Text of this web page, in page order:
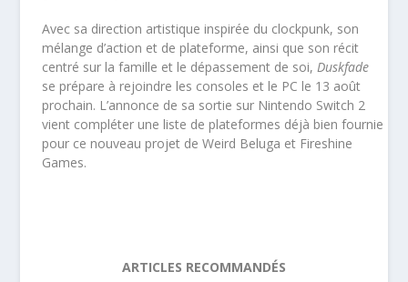
Avec sa direction artistique inspirée du clockpunk, son
mélange d’action et de plateforme, ainsi que son récit
centré sur la famille et le dépassement de soi,Duskfade
se prépare à rejoindre les consoles et le PC le 13 août
prochain. L’annonce de sa sortie sur Nintendo Switch 2
vient compléter une liste de plateformes déjà bien fournie
pour ce nouveau projet de Weird Beluga et Fireshine
Games.
ARTICLES RECOMMANDÉS